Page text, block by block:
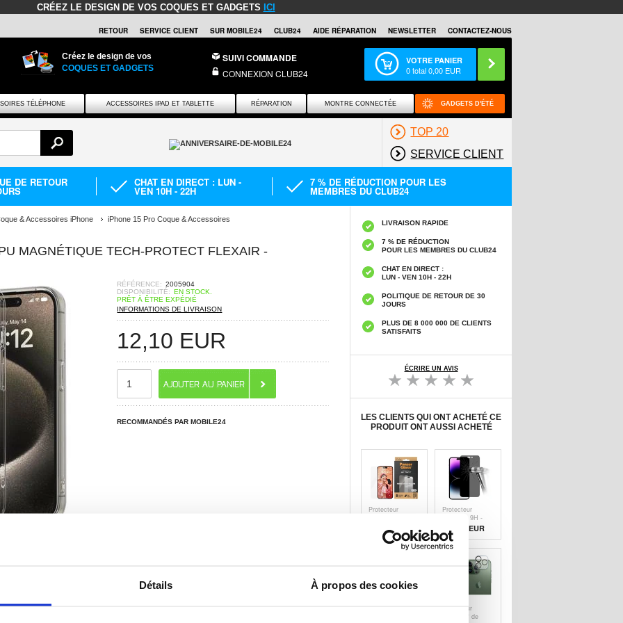
Détails À propos des cookies
CRÉEZ LE DESIGN DE VOS COQUES ET GADGETS ICI
RETOUR SERVICE CLIENT SUR MOBILE24 CLUB24 AIDE RÉPARATION NEWSLETTER CONTACTEZ-NOUS
Créez le design de vos
COQUES ET GADGETS
SUIVI COMMANDE
CONNEXION CLUB24
VOTRE PANIER
0total0,00 EUR
TÉLÉPHONE ACCESSOIRES IPAD ET TABLETTE RÉPARATION MONTRE CONNECTÉE GADGETS D'ÉTÉ
TOP 20
SERVICE CLIENT
DE RETOUR CHAT EN DIRECT : LUN -
VEN 10H - 22H
7 % DE RÉDUCTION POUR LES
MEMBRES DU CLUB24
& Accessoires iPhone iPhone 15 Pro Coque & Accessoires
MAGNÉTIQUE TECH-PROTECT FLEXAIR -
RÉFÉRENCE: 2005904
DISPONIBILITÉ: EN STOCK.
PRÊT À ÊTRE EXPÉDIÉ
INFORMATIONS DE LIVRAISON
12,10 EUR
RECOMMANDÉS PAR MOBILE24
? CONTACTEZ-NOUS ! CHAT EN DIRECT
LIVRAISON RAPIDE
7 % DE RÉDUCTION
POUR LES MEMBRES DU CLUB24
CHAT EN DIRECT :
LUN - VEN 10H - 22H
POLITIQUE DE RETOUR DE 30
JOURS
PLUS DE 8 000 000 DE CLIENTS
SATISFAITS
ÉCRIRE UN AVIS
LES CLIENTS QUI ONT ACHETÉ CE
PRODUIT ONT AUSSI ACHETÉ
Protecteur
PanzerGlass
Classic Fit
20,90 EUR
Protecteur
d’Écran - 9H -
iPhone 15 Pro en
Verre Trempé -
Privacy
8,90 EUR
Protecteur
d'Objectif de